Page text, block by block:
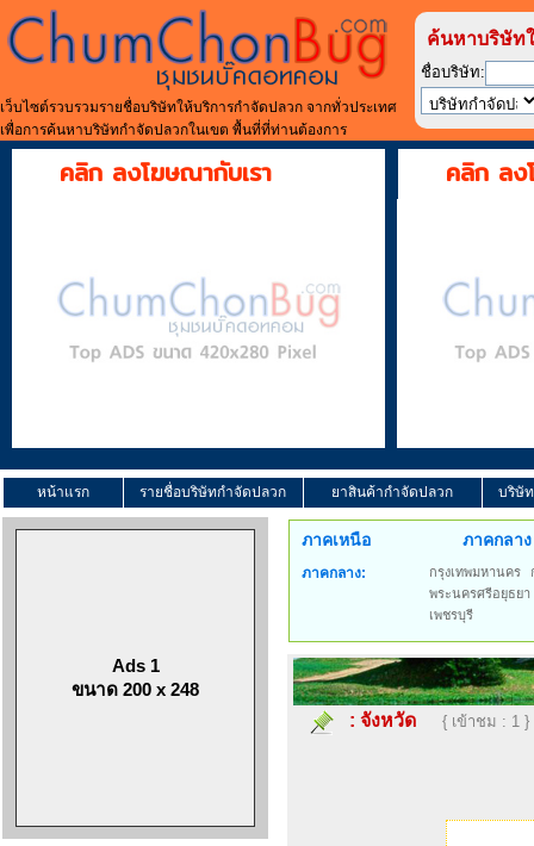
เว็บไซต์รวบรวมรายชื่อบริษัทให้บริการกำจัดปลวก จากทั่วประเทศ
เพื่อการค้นหาบริษัทกำจัดปลวกในเขต พื้นที่ที่ท่านต้องการ
ค้นหาบริษัท
ชื่อบริษัท:
คลิก ลงโฆษณากับเรา คลิก ลง
หน้าแรก รายชื่อบริษัทกำจัดปลวก ยาสินค้ากำจัดปลวก บริษั
Ads 1
ขนาด 200 x 248
ภาคเหนือ ภาคกลาง
ภาคกลาง: กรุงเทพมหานคร
พระนครศรีอยุธยา
เพชรบุรี
: จังหวัด { เข้าชม : 1 }